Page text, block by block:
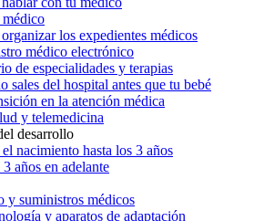
los expedientes médicos
médico electrónico
de especialidades y terapias
sales del hospital antes que tu bebé
en la atención médica
y telemedicina
desarrollo
nacimiento hasta los 3 años
años en adelante
y suministros médicos
y aparatos de adaptación